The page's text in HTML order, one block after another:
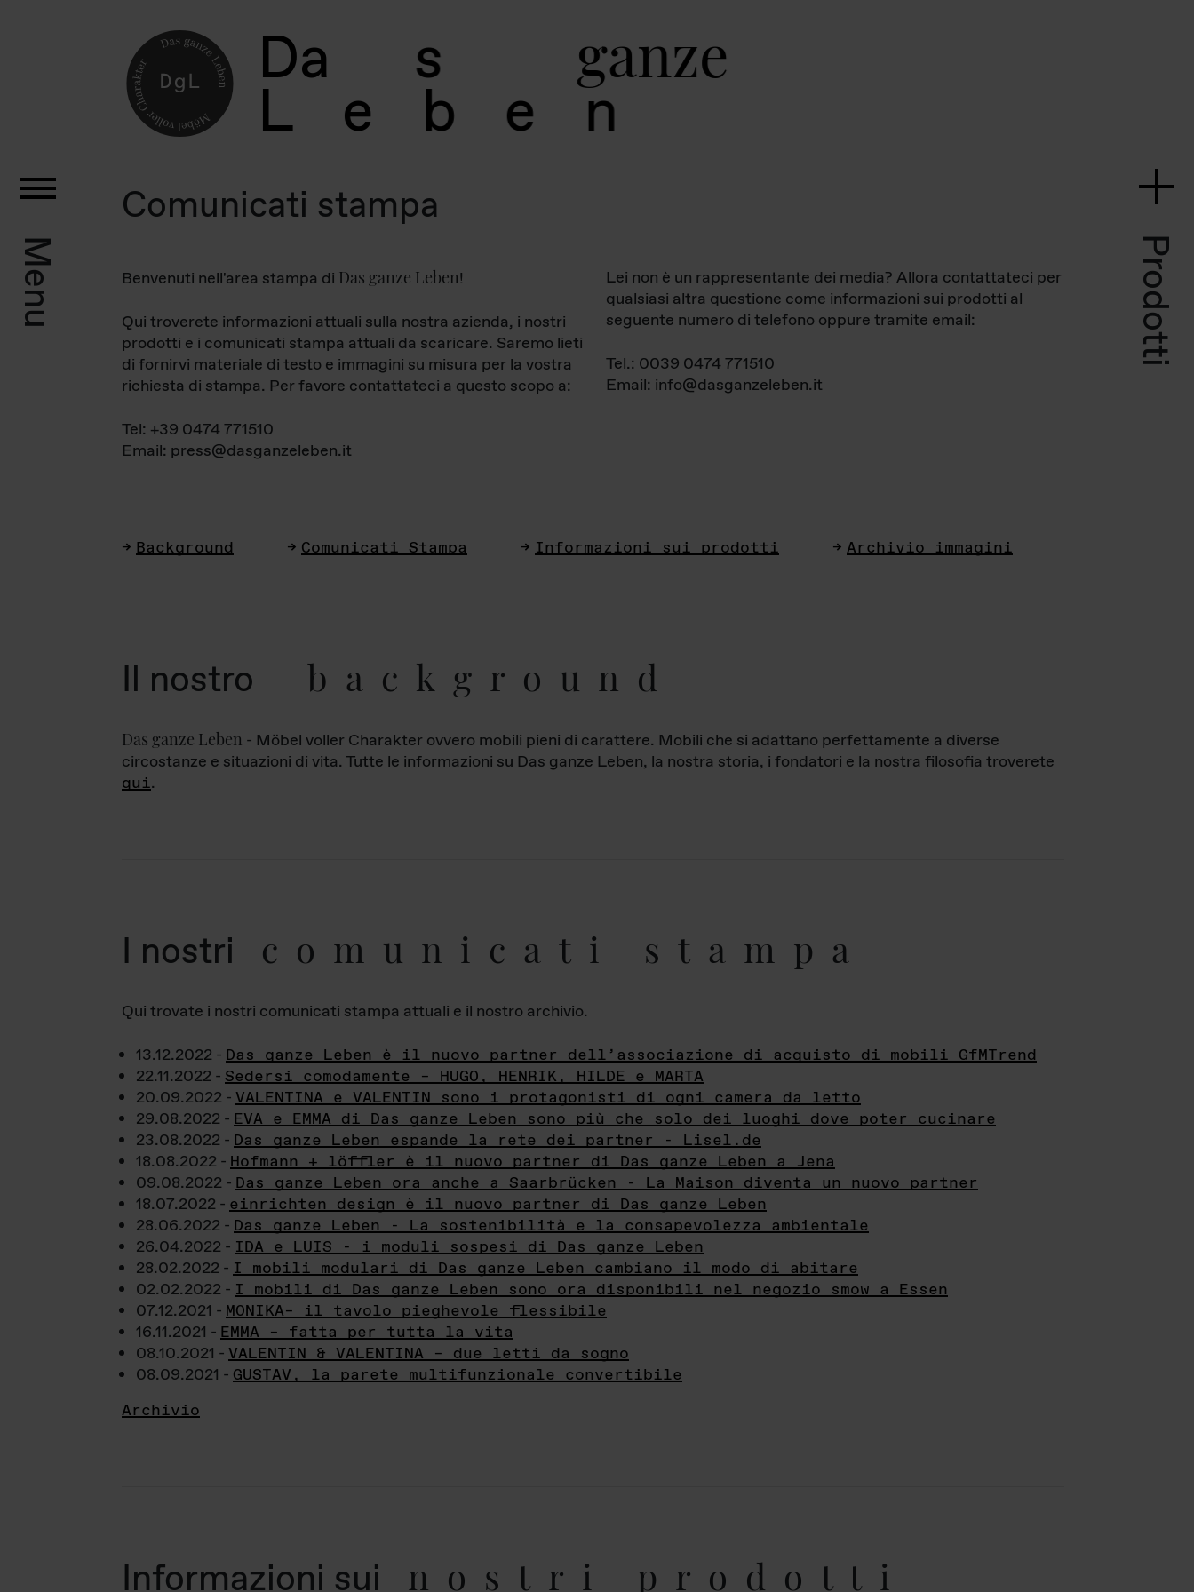
Da s ganz
L e b e
Menu Prodotti
Comunicati stampa
Benvenuti nell'area stampa di Das ganze Leben!
Qui troverete informazioni attuali sulla nostra azienda, i nostri
prodotti e i comunicati stampa attuali da scaricare. Saremo lieti
di fornirvi materiale di testo e immagini su misura per la vostra
richiesta di stampa. Per favore contattateci a questo scopo a:
Tel: +39 0474 771510
Email: press@dasganzeleben.it
Lei non è un rappresentante dei media? Allora contattateci per
qualsiasi altra questione come informazioni sui prodotti al
seguente numero di telefono oppure tramite email:
Tel.: 0039 0474 771510
Email: info@dasganzeleben.it
Background Comunicati Stampa Informazioni sui prodotti Archivio immagini
Il nostro background
Das ganze Leben - Möbel voller Charakter ovvero mobili pieni di carattere. Mobili che si adattano perfettamente a diverse
circostanze e situazioni di vita. Tutte le informazioni su Das ganze Leben, la nostra storia, i fondatori e la nostra filosofia troverete
qui.
I nostri comunicati stampa
Qui trovate i nostri comunicati stampa attuali e il nostro archivio.
13.12.2022 - Das ganze Leben è il nuovo partner dell’associazione di acquisto di mobili GfMTrend
22.11.2022 - Sedersi comodamente – HUGO, HENRIK, HILDE e MARTA
20.09.2022 - VALENTINA e VALENTIN sono i protagonisti di ogni camera da letto
29.08.2022 - EVA e EMMA di Das ganze Leben sono più che solo dei luoghi dove poter cucinare
23.08.2022 - Das ganze Leben espande la rete dei partner - Lisel.de
18.08.2022 - Hofmann + löffler è il nuovo partner di Das ganze Leben a Jena
09.08.2022 - Das ganze Leben ora anche a Saarbrücken - La Maison diventa un nuovo partner
18.07.2022 - einrichten design è il nuovo partner di Das ganze Leben
28.06.2022 - Das ganze Leben - La sostenibilità e la consapevolezza ambientale
26.04.2022 - IDA e LUIS - i moduli sospesi di Das ganze Leben
28.02.2022 - I mobili modulari di Das ganze Leben cambiano il modo di abitare
02.02.2022 - I mobili di Das ganze Leben sono ora disponibili nel negozio smow a Essen
07.12.2021 - MONIKA– il tavolo pieghevole flessibile
16.11.2021 - EMMA – fatta per tutta la vita
08.10.2021 - VALENTIN & VALENTINA – due letti da sogno
08.09.2021 - GUSTAV, la parete multifunzionale convertibile
Archivio
Informazioni sui nostri prodotti